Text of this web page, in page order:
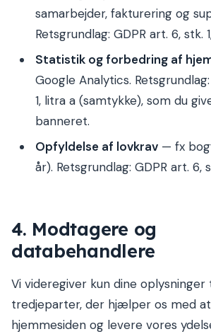
samarbejder, fakturering og
Retsgrundlag: GDPR art. 6, stk.
Statistik og forbedring af
Google Analytics.
1, litra a (samtykke), som du
banneret.
Opfyldelse af lovkrav — fx
år). Retsgrundlag: GDPR art. 6,
4. Modtagere og
databehandlere
Vi videregiver kun dine
tredjeparter, der hjælper os med
hjemmesiden og levere vores